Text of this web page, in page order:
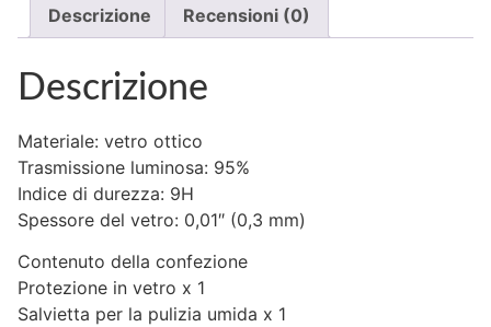
Descrizione Recensioni (0)
Descrizione
Materiale: vetro ottico
Trasmissione luminosa: 95%
Indice di durezza: 9H
Spessore del vetro: 0,01″ (0,3 mm)
Contenuto della confezione
Protezione in vetro x 1
Salvietta per la pulizia umida x 1